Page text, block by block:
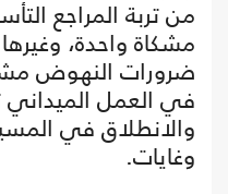
من تربة المراجع
مشكاة واحدة،
ضرورات النهوض
في العمل الميداني
والانطلاق في
وغايات.